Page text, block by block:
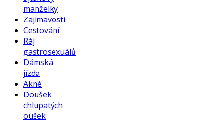
manželky
Zajímavosti
Cestování
Ráj
gastrosexuálů
Dámská
jízda
Akné
Doušek
chlupatých
oušek